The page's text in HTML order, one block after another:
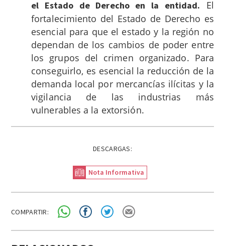
el Estado de Derecho en la entidad. El
fortalecimiento del Estado de Derecho es
esencial para que el estado y la región no
dependan de los cambios de poder entre
los grupos del crimen organizado. Para
conseguirlo, es esencial la reducción de la
demanda local por mercancías ilícitas y la
vigilancia de las industrias más
vulnerables a la extorsión.
DESCARGAS:
Nota Informativa
COMPARTIR: